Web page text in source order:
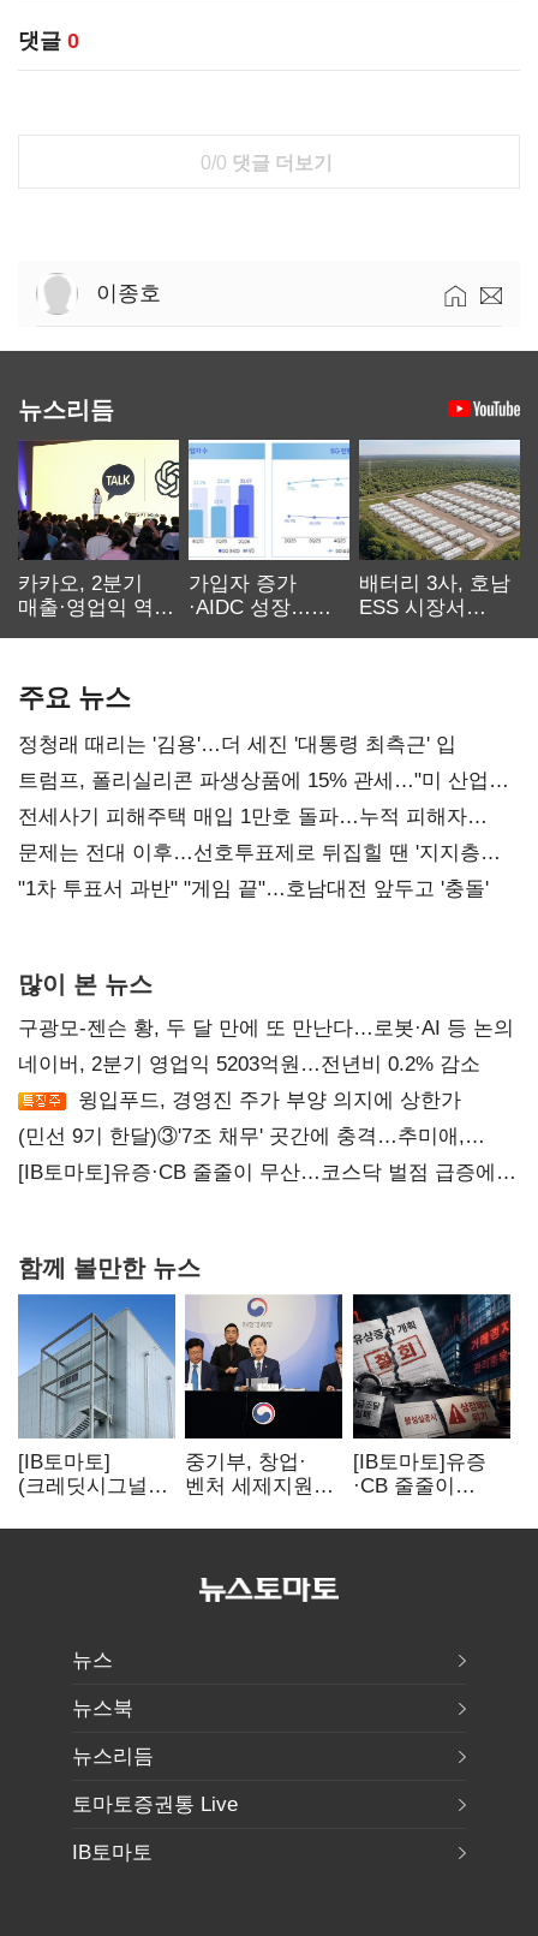
댓글 0
0/0 댓글 더보기
이종호
뉴스리듬
카카오, 2분기
매출·영업익 역대
가입자 증가
·AIDC 성장…
배터리 3사, 호남
ESS 시장서
주요 뉴스
정청래 때리는 '김용'…더 세진 '대통령 최측근' 입
트럼프, 폴리실리콘 파생상품에 15% 관세…"미 산업
재건"
전세사기 피해주택 매입 1만호 돌파…누적 피해자
4만278명
문제는 전대 이후…선호투표제로 뒤집힐 땐 '지지층
불복'
"1차 투표서 과반" "게임 끝"…호남대전 앞두고 '충돌'
많이 본 뉴스
구광모-젠슨 황, 두 달 만에 또 만난다…로봇·AI 등 논의
네이버, 2분기 영업익 5203억원…전년비 0.2% 감소
윙입푸드, 경영진 주가 부양 의지에 상한가
(민선 9기 한달)③'7조 채무' 곳간에 충격…추미애,
20년만에 '비상재정' 선언 승부수
[IB토마토]유증·CB 줄줄이 무산…코스닥 벌점 급증에
함께 볼만한 뉴스
[IB토마토]
(크레딧시그널)
수혜에도
중기부, 창업·
벤처 세제지원
사업승계
[IB토마토]유증
·CB 줄줄이
벌점 급증에 상폐
뉴스
뉴스북
뉴스리듬
토마토증권통 Live
IB토마토